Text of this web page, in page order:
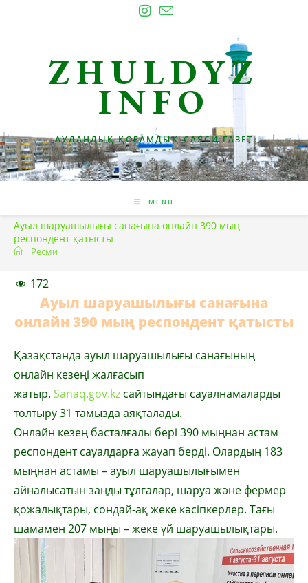
to
ZHULDYZ
INFO
АУДАНДЫҚ ҚОҒАМДЫҚ-САЯСИ ГАЗЕТ
MENU
Ауыл шаруашылығы санағына онлайн 390 мың
респондент қатысты
Ресми
172
Ауыл шаруашылығы санағына
онлайн 390 мың респондент қатысты
Қазақстанда ауыл шаруашылығы санағының
онлайн кезеңі жалғасып
жатыр. Sanaq.gov.kz сайтындағы сауалнамаларды
толтыру 31 тамызда аяқталады.
Онлайн кезең басталғалы бері 390 мыңнан астам
респондент сауалдарға жауап берді. Олардың 183
мыңнан астамы – ауыл шаруашылығымен
айналысатын заңды тұлғалар, шаруа және фермер
қожалықтары, сондай-ақ жеке кәсіпкерлер. Тағы
шамамен 207 мыңы – жеке үй шаруашылықтары.